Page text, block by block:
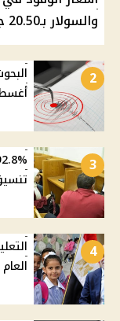
والسولار بـ20.50 جنيه
2
3
تنسيق
4
العام الجديد 12